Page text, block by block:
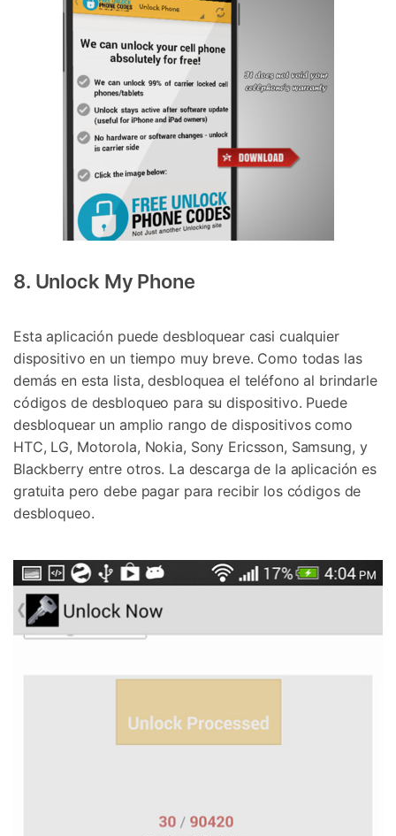
8. Unlock My Phone
Esta aplicación puede desbloquear casi cualquier
dispositivo en un tiempo muy breve. Como todas las
demás en esta lista, desbloquea el teléfono al brindarle
códigos de desbloqueo para su dispositivo. Puede
desbloquear un amplio rango de dispositivos como
HTC, LG, Motorola, Nokia, Sony Ericsson, Samsung, y
Blackberry entre otros. La descarga de la aplicación es
gratuita pero debe pagar para recibir los códigos de
desbloqueo.